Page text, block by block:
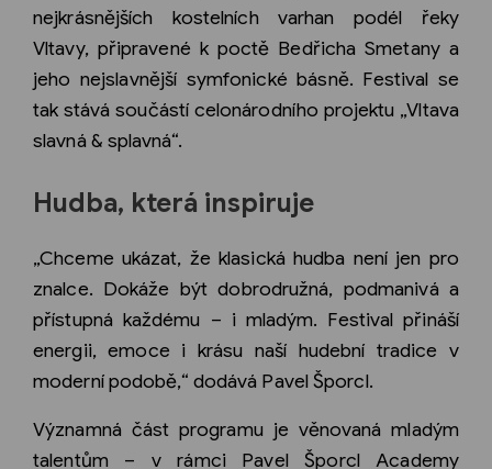
nejkrásnějších kostelních varhan podél řeky
Vltavy, připravené k poctě Bedřicha Smetany a
jeho nejslavnější symfonické básně. Festival se
tak stává součástí celonárodního projektu „Vltava
slavná & splavná“.
Hudba, která inspiruje
„Chceme ukázat, že klasická hudba není jen pro
znalce. Dokáže být dobrodružná, podmanivá a
přístupná každému – i mladým. Festival přináší
energii, emoce i krásu naší hudební tradice v
moderní podobě,“ dodává Pavel Šporcl.
Významná část programu je věnovaná mladým
talentům – v rámci Pavel Šporcl Academy